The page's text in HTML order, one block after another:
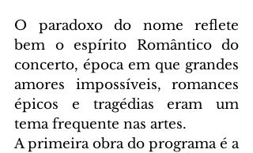
O paradoxo do nome reflete
bem o espírito Romântico do
concerto, época em que grandes
amores impossíveis, romances
épicos e tragédias eram um
tema frequente nas artes.
A primeira obra do programa é a